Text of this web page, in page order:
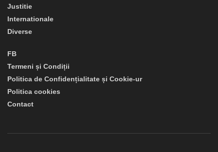
Justitie
Internationale
Diverse
FB
Termeni și Condiții
Politica de Confidențialitate și Cookie-ur
Politica cookies
Contact